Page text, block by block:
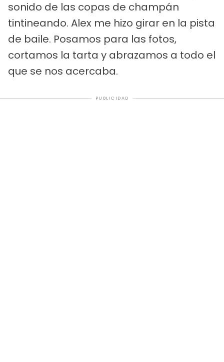
sonido de las copas de champán
tintineando. Alex me hizo girar en la pista
de baile. Posamos para las fotos,
cortamos la tarta y abrazamos a todo el
que se nos acercaba.
PUBLICIDAD